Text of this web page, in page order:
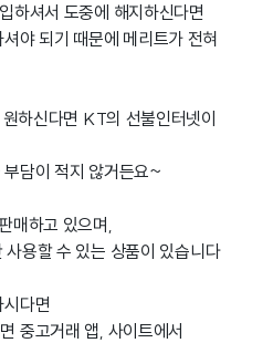
하셔서 도중에 해지하신다면
야 되기 때문에 메리트가 전혀
하신다면 KT의 선불인터넷이
담이 적지 않거든요~
매하고 있으며,
용할 수 있는 상품이 있습니다
다면
중고거래 앱, 사이트에서